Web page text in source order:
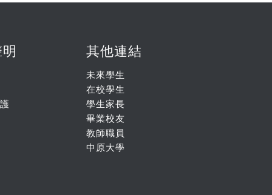
其他連結
未來學生
在校學生
學生家長
畢業校友
教師職員
中原大學